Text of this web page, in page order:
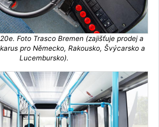
Foto Trasco Bremen (zajišťuje prodej a
pro Německo, Rakousko, Švýcarsko a
Lucembursko).